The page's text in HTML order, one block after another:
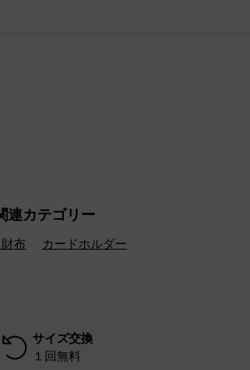
連カテゴリー
布 カードホルダー
サイズ交換
１回無料